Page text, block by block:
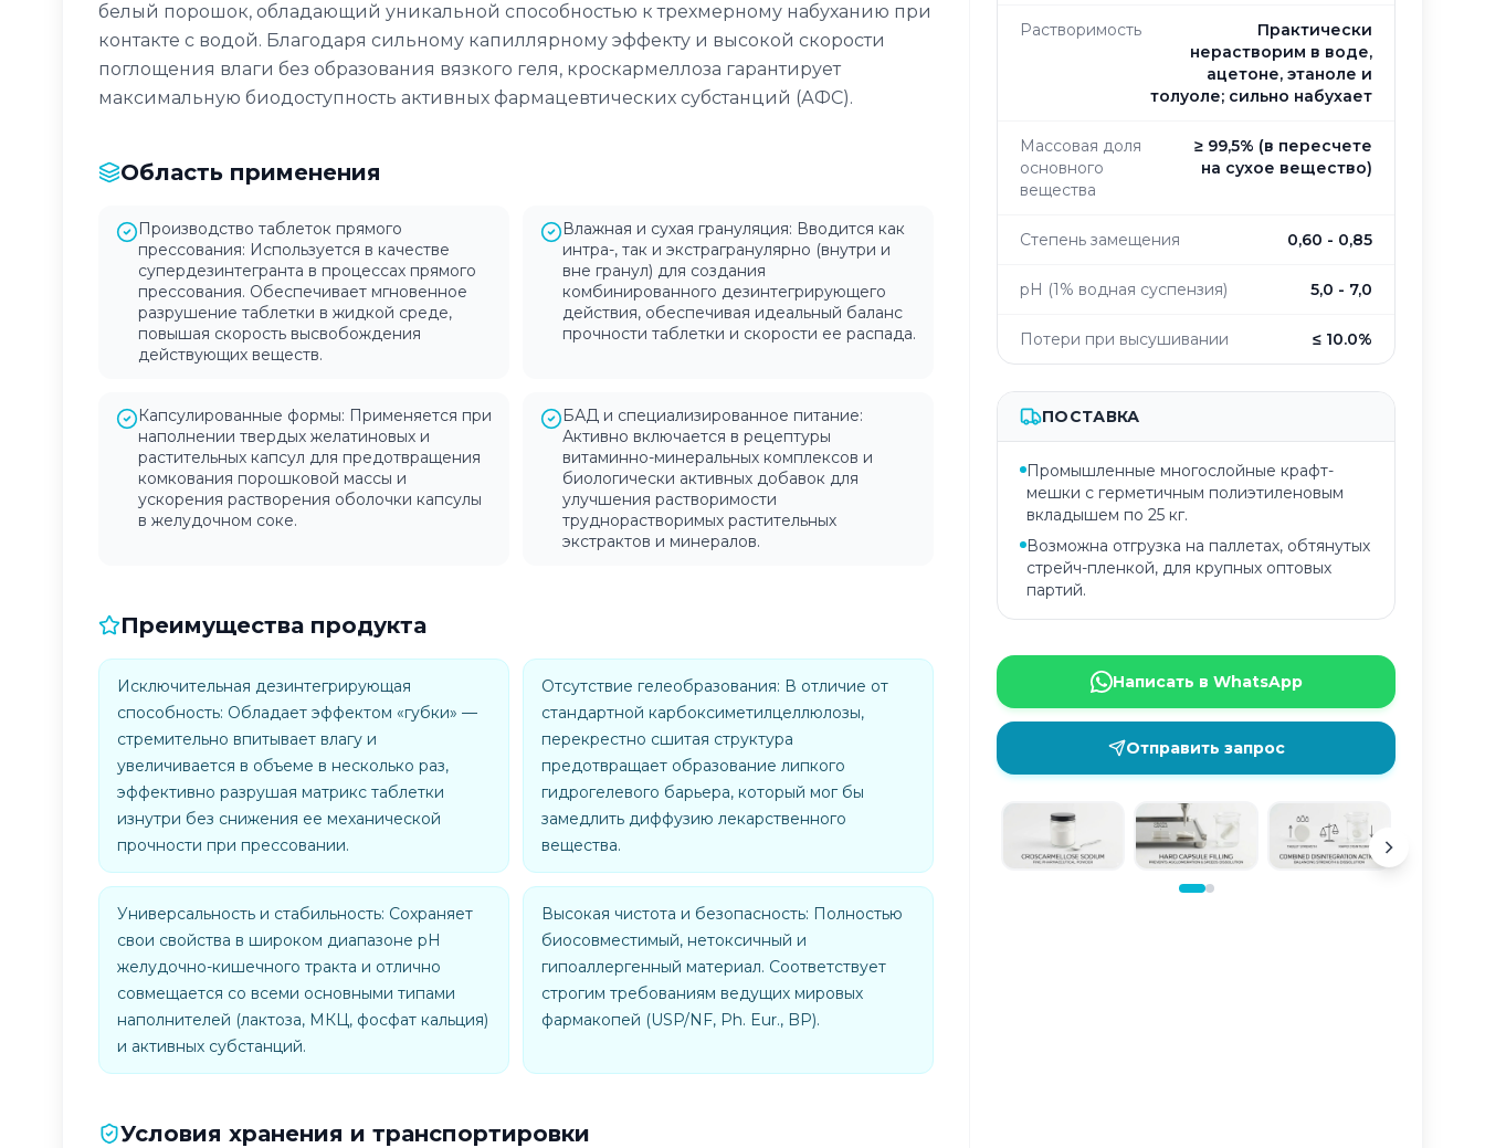
белый порошок, обладающий уникальной способностью к трехмерному набуханию при
контакте с водой. Благодаря сильному капиллярному эффекту и высокой скорости
поглощения влаги без образования вязкого геля, кроскармеллоза гарантирует
максимальную биодоступность активных фармацевтических субстанций (АФС).
Область применения
Производство таблеток прямого
прессования: Используется в качестве
супердезинтегранта в процессах прямого
прессования. Обеспечивает мгновенное
разрушение таблетки в жидкой среде,
повышая скорость высвобождения
действующих веществ.
Влажная и сухая грануляция: Вводится как
интра-, так и экстрагранулярно (внутри и
вне гранул) для создания
комбинированного дезинтегрирующего
действия, обеспечивая идеальный баланс
прочности таблетки и скорости ее распада.
Капсулированные формы: Применяется при
наполнении твердых желатиновых и
растительных капсул для предотвращения
комкования порошковой массы и
ускорения растворения оболочки капсулы
в желудочном соке.
БАД и специализированное питание:
Активно включается в рецептуры
витаминно-минеральных комплексов и
биологически активных добавок для
улучшения растворимости
труднорастворимых растительных
экстрактов и минералов.
Преимущества продукта
Исключительная дезинтегрирующая
способность: Обладает эффектом «губки» —
стремительно впитывает влагу и
увеличивается в объеме в несколько раз,
эффективно разрушая матрикс таблетки
изнутри без снижения ее механической
прочности при прессовании.
Отсутствие гелеобразования: В отличие от
стандартной карбоксиметилцеллюлозы,
перекрестно сшитая структура
предотвращает образование липкого
гидрогелевого барьера, который мог бы
замедлить диффузию лекарственного
вещества.
Универсальность и стабильность: Сохраняет
свои свойства в широком диапазоне pH
желудочно-кишечного тракта и отлично
совмещается со всеми основными типами
наполнителей (лактоза, МКЦ, фосфат кальция)
и активных субстанций.
Высокая чистота и безопасность: Полностью
биосовместимый, нетоксичный и
гипоаллергенный материал. Соответствует
строгим требованиям ведущих мировых
фармакопей (USP/NF, Ph. Eur., BP).
Условия хранения и транспортировки
Растворимость
Практически
нерастворим в воде,
ацетоне, этаноле и
толуоле; сильно набухает
Массовая доля
основного
вещества
≥ 99,5% (в пересчете
на сухое вещество)
Степень замещения 0,60 - 0,85
pH (1% водная суспензия) 5,0 - 7,0
Потери при высушивании ≤ 10.0%
ПОСТАВКА
Промышленные многослойные крафт-
мешки с герметичным полиэтиленовым
вкладышем по 25 кг.
Возможна отгрузка на паллетах, обтянутых
стрейч-пленкой, для крупных оптовых
партий.
Написать в WhatsApp
Отправить запрос